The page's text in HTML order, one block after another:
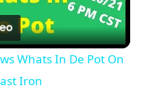
l
a
Whats In De Pot On
Iron